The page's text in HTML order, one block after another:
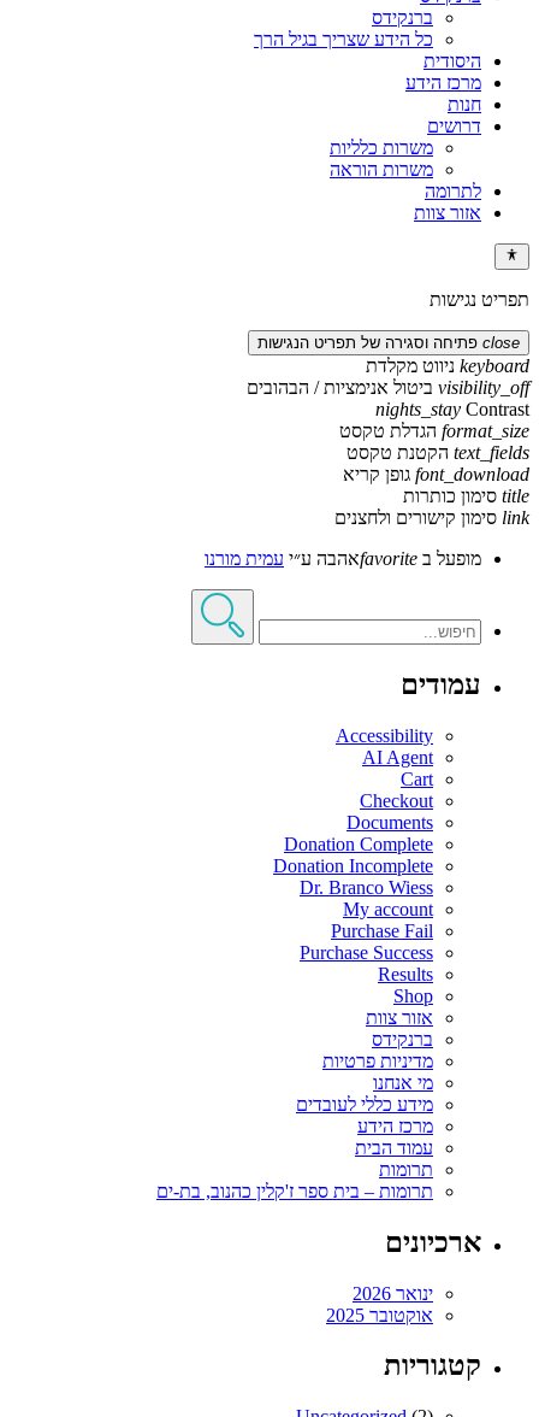
ברנקידס
כל הידע שצריך בגיל הרך
היסודית
מרכז הידע
חנות
דרושים
משרות כלליות
משרות הוראה
לתרומה
אזור צוות
תפריט נגישות
close פתיחה וסגירה של תפריט הנגישות
keyboard ניווט מקלדת
visibility_off ביטול אנימציות / הבהובים
nights_stay Contrast
format_size הגדלת טקסט
text_fields הקטנת טקסט
font_download גופן קריא
title סימון כותרות
link סימון קישורים ולחצנים
מופעל ב favoriteאהבה ע״י עמית מורנו
עמודים
Accessibility
AI Agent
Cart
Checkout
Documents
Donation Complete
Donation Incomplete
Dr. Branco Wiess
My account
Purchase Fail
Purchase Success
Results
Shop
אזור צוות
ברנקידס
מדיניות פרטיות
מי אנחנו
מידע כללי לעובדים
מרכז הידע
עמוד הבית
תרומות
תרומות – בית ספר ז'קלין כהנוב, בת-ים
ארכיונים
ינואר 2026
אוקטובר 2025
קטגוריות